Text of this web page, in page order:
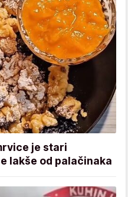
je stari
lakše od palačinaka